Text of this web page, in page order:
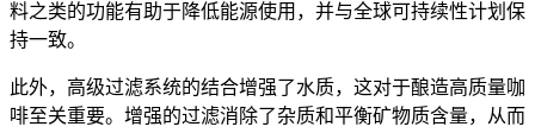
料之类的功能有助于降低能源使用，并与全球可持续性计划保
持一致。
此外，高级过滤系统的结合增强了水质，这对于酿造高质量咖
啡至关重要。增强的过滤消除了杂质和平衡矿物质含量，从而